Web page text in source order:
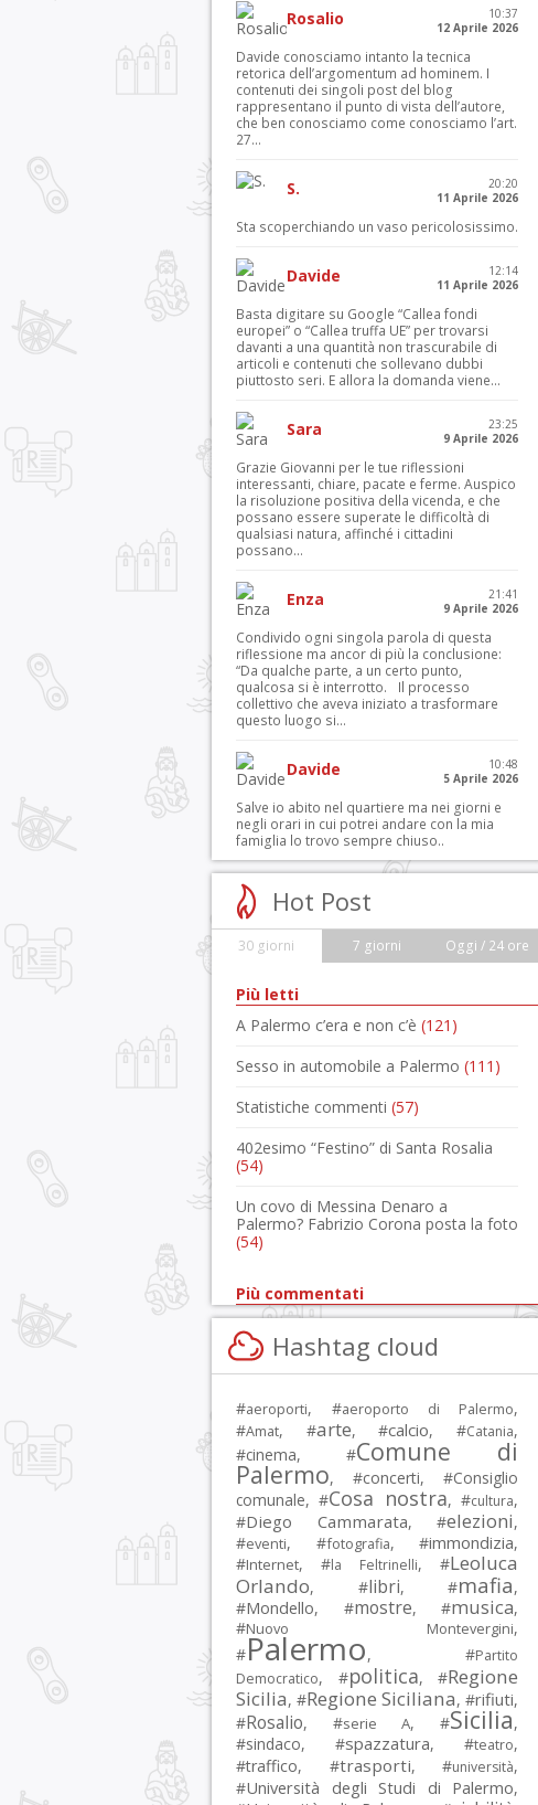
Rosalio
10:37
12 Aprile 2026
Davide conosciamo intanto la tecnica
retorica dell’argomentum ad hominem. I
contenuti dei singoli post del blog
rappresentano il punto di vista dell’autore,
che ben conosciamo come conosciamo l’art.
27...
S.
20:20
11 Aprile 2026
Sta scoperchiando un vaso pericolosissimo.
Davide
12:14
11 Aprile 2026
Basta digitare su Google “Callea fondi
europei” o “Callea truffa UE” per trovarsi
davanti a una quantità non trascurabile di
articoli e contenuti che sollevano dubbi
piuttosto seri. E allora la domanda viene...
Sara
23:25
9 Aprile 2026
Grazie Giovanni per le tue riflessioni
interessanti, chiare, pacate e ferme. Auspico
la risoluzione positiva della vicenda, e che
possano essere superate le difficoltà di
qualsiasi natura, affinché i cittadini
possano...
Enza
21:41
9 Aprile 2026
Condivido ogni singola parola di questa
riflessione ma ancor di più la conclusione:
“Da qualche parte, a un certo punto,
qualcosa si è interrotto. Il processo
collettivo che aveva iniziato a trasformare
questo luogo si...
Davide
10:48
5 Aprile 2026
Salve io abito nel quartiere ma nei giorni e
negli orari in cui potrei andare con la mia
famiglia lo trovo sempre chiuso..
Hot Post
30 giorni 7 giorni Oggi / 24 ore
Più letti
A Palermo c’era e non c’è (121)
Sesso in automobile a Palermo (111)
Statistiche commenti (57)
402esimo “Festino” di Santa Rosalia
(54)
Un covo di Messina Denaro a
Palermo? Fabrizio Corona posta la foto
(54)
Più commentati
Hashtag cloud
#aeroporti, #aeroporto di Palermo,
#Amat, #arte, #calcio, #Catania,
#cinema, #Comune di
Palermo, #concerti, #Consiglio
comunale, #Cosa nostra, #cultura,
#Diego Cammarata, #elezioni,
#eventi, #fotografia, #immondizia,
#Internet, #la Feltrinelli, #Leoluca
Orlando, #libri, #mafia,
#Mondello, #mostre, #musica,
#Nuovo Montevergini,
#Palermo, #Partito
Democratico, #politica, #Regione
Sicilia, #Regione Siciliana, #rifiuti,
#Rosalio, #serie A, #Sicilia,
#sindaco, #spazzatura, #teatro,
#traffico, #trasporti, #università,
#Università degli Studi di Palermo,